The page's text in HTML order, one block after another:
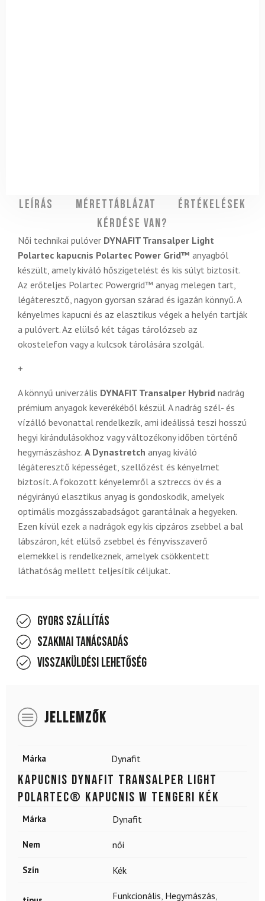
Leírás Mérettáblázat
Értékelések
Kérdése van?
Női technikai pulóver DYNAFIT Transalper Light
Polartec kapucnis Polartec Power Grid™ anyagból
készült, amely kiváló hőszigetelést és kis súlyt biztosít.
Az erőteljes Polartec Powergrid™ anyag melegen tart,
légáteresztő, nagyon gyorsan szárad és igazán könnyű. A
kényelmes kapucni és az elasztikus végek a helyén tartják
a pulóvert. Az elülső két tágas tárolózseb az
okostelefon vagy a kulcsok tárolására szolgál.
+
A könnyű univerzális DYNAFIT Transalper Hybrid nadrág
prémium anyagok keverékéből készül. A nadrág szél- és
vízálló bevonattal rendelkezik, ami ideálissá teszi hosszú
hegyi kirándulásokhoz vagy változékony időben történő
hegymászáshoz. A Dynastretch anyag kiváló
légáteresztő képességet, szellőzést és kényelmet
biztosít. A fokozott kényelemről a sztreccs öv és a
négyirányú elasztikus anyag is gondoskodik, amelyek
optimális mozgásszabadságot garantálnak a hegyeken.
Ezen kívül ezek a nadrágok egy kis cipzáros zsebbel a bal
lábszáron, két elülső zsebbel és fényvisszaverő
elemekkel is rendelkeznek, amelyek csökkentett
láthatóság mellett teljesítik céljukat.
Gyors szállítás
Szakmai tanácsadás
Visszaküldési lehetőség
JELLEMZŐK
Márka Dynafit
Kapucnis DYNAFIT Transalper Light
Polartec® kapucnis W tengeri kék
Márka Dynafit
Nem női
Szín Kék
Funkcionális Hegymászás